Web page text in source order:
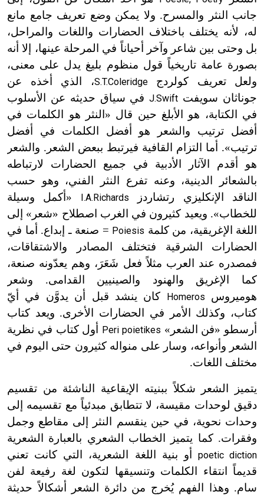
جانب النثر والمسرح. ولا يمكن وضع تعريف جامع مانع
له، لأنه يختلف باختلاف الحضارات واللغات والمراحل،
بل وحتى بين شاعر وآخر أحياناً في المرحلة عينها، إلا أنه
بصورة عامة تاريخياً قول منظوم بليغ يدل على معنى،
ولعل تعريف كولردجS.T.Coleridge، الذي أخذه عن
جوناثان سويفت J.Swiftفي سياق حديثه عن الأسلوب
في الكتابة، هو الأبلغ حين قال «النثر هو الكلمات في
أفضل ترتيب والشعر هو أفضل الكلمات في أفضل
ترتيب». أما التزام القافية فيرتبط ببعض الشعر. والشعر
هو أقدم الآثار الأدبية في جميع الحضارات لارتباطه
بالشعائر الدينية، وعنه تفرع النثر الفني، وهو حسب
الناقد الإنكليزي رتشاردز I.A.Richards
«أكمل وسيلة
للخطاب». ويعيد كثيرون في الغرب اصطلاح «شعر» إلى
اللغة الإغريقية، من كلمة Poiesis = صنعة ـ إبداع. أما في
الحضارات الشرقية فتختلف المصادر والاشتقاقات،
فمصدره عند العرب مثلاً فعل شَعَرَ، وهم يعدّونه صنعة،
كما الإغريق والهنود والصينيين القدامى. وشعر
هوميروس Homeros
كان ينشد قبل أن يدوَّن في أيّ
كتاب، وكذلك الأمر في الحضارات الأخرى. ويعد كتاب
أرسطو «فن الشعر» Peri poietikes
أول كتاب في نظرية
الشعر وأنواعه، وسار على منواله كثيرون حتى اليوم في
مختلف اللغات.
يتميز الشعر شكلاً ببنيته الإيقاعية الناشئة من تقسيم
دقيق لوحدات مقيسة، لا تتطابق مبدئياً مع تقسيمه إلى
وحدات نحوية، في حين ينقسم النثر إلى مقاطع وجمل
وفقرات. كما يتميز الخطاب الشعري بالعبارة الشعرية
poetic diction أو بنية اللغة الشعرية، التي كانت تعني
قديماً انتقاء الكلمات وتنسيقها لتكون لغة رفيعة لفن
سام. وهذا الفهم يُخرج من دائرة الشعر أشكالاً حديثة